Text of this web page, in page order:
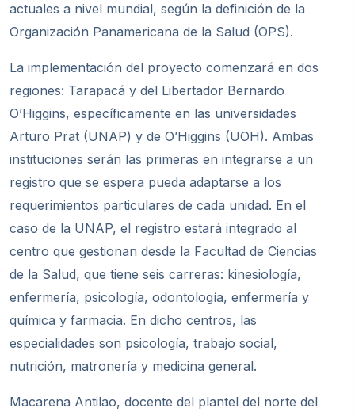
actuales a nivel mundial, según la definición de la
Organización Panamericana de la Salud (OPS).
La implementación del proyecto comenzará en dos
regiones: Tarapacá y del Libertador Bernardo
O’Higgins, específicamente en las universidades
Arturo Prat (UNAP) y de O’Higgins (UOH). Ambas
instituciones serán las primeras en integrarse a un
registro que se espera pueda adaptarse a los
requerimientos particulares de cada unidad. En el
caso de la UNAP, el registro estará integrado al
centro que gestionan desde la Facultad de Ciencias
de la Salud, que tiene seis carreras: kinesiología,
enfermería, psicología, odontología, enfermería y
química y farmacia. En dicho centros, las
especialidades son psicología, trabajo social,
nutrición, matronería y medicina general.
Macarena Antilao, docente del plantel del norte del